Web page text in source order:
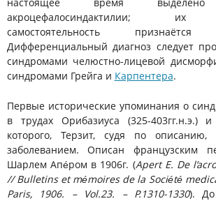
акроцефалосиндактилии; их
самостоятельность
Дифференциальный диагноз следует
синдромами челюcтно-лицевой
синдромами Грейга и Карпентера.
Первые исторические упоминания о
в трудах Орибазиуса (325-403гг.н.э.)
которого, Терзит, судя по описанию,
заболеванием. Описан французским
Шарлем Апéром в 1906г. (Apert E. De
// Bulletins et mémoires de la Société
Paris, 1906. – Vol.23. – P.1310-1330). До